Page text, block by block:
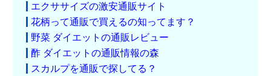
エクササイズの激安通販サイト
花柄って通販で買えるの知ってます？
野菜 ダイエットの通販レビュー
酢 ダイエットの通販情報の森
スカルプを通販で探してる？